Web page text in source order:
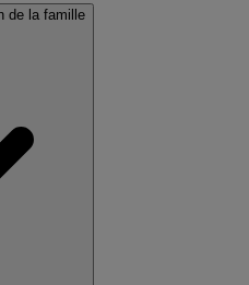
de la famille